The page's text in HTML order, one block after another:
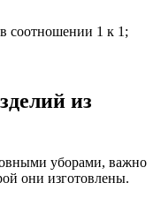
соотношении 1 к 1;
из
уборами, важно
они изготовлены.